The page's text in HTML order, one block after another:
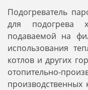
Подогреватель
для подогрева
подаваемой на
использования
котлов и других
производственных